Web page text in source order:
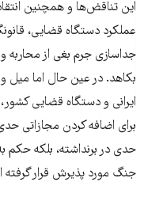
این تناقض‌ها و همچنین
جداسازی جرم بغی از محاربه
بکاهد. در عین حال اما میل
ایرانی و دستگاه قضایی
برای اضافه کردن مجازاتی
حدی در برنداشته، بلکه حکم
جنگ مورد پذیرش قرار